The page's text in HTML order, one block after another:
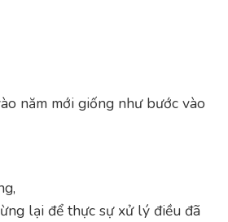
năm mới giống như bước vào
lại để thực sự xử lý điều đã